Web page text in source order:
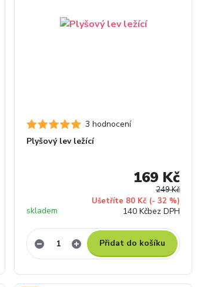
3 hodnocení
Plyšový lev ležící
249 Kč
Ušetříte 80 Kč (- 32 %)
169 Kč
140 Kčbez DPH
skladem
Přidat do košíku